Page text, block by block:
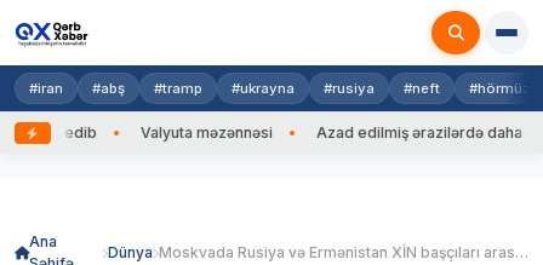
#iran #abş #tramp #ukrayna #rusiya #neft #hörmüz
edib Valyuta məzənnəsi Azad edilmiş ərazilərdə daha 212
Ana
Dünya Moskvada Rusiya və Ermənistan XİN başçıları arasında görüş başlayıb